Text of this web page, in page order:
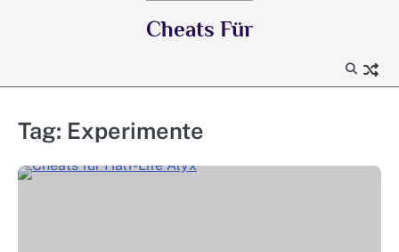
Cheats Für
Tag: Experimente